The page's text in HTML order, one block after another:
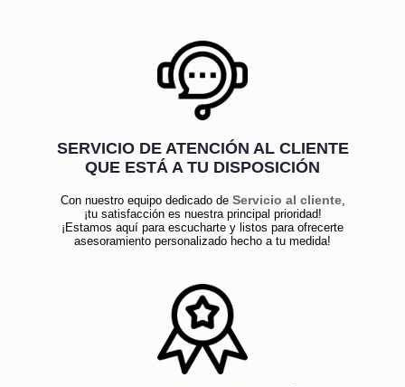
SERVICIO DE ATENCIÓN AL CLIENTE
QUE ESTÁ A TU DISPOSICIÓN
Con nuestro equipo dedicado de Servicio al cliente,
¡tu satisfacción es nuestra principal prioridad!
¡Estamos aquí para escucharte y listos para ofrecerte
asesoramiento personalizado hecho a tu medida!